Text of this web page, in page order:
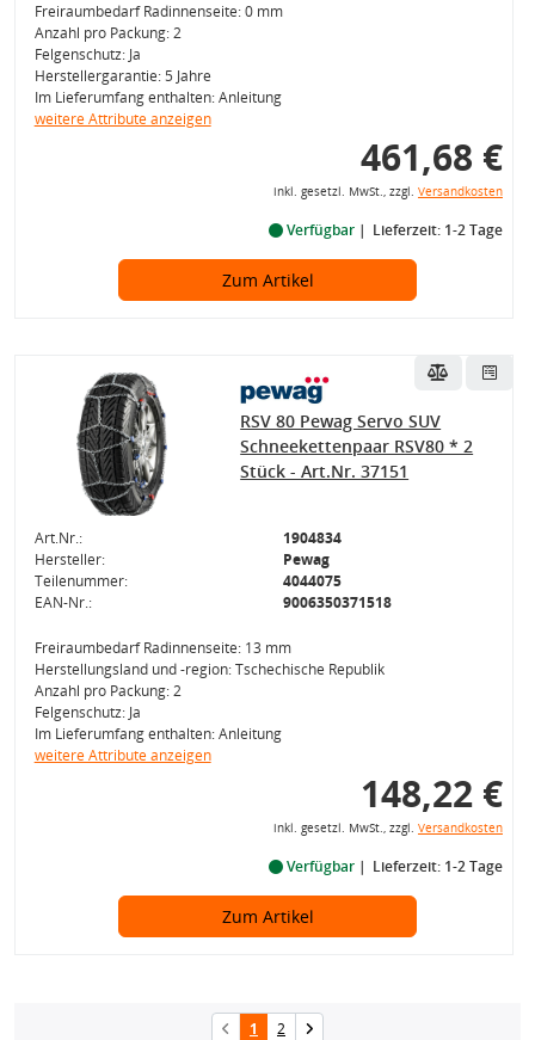
Freiraumbedarf Radinnenseite: 0 mm
Anzahl pro Packung: 2
Felgenschutz: Ja
Herstellergarantie: 5 Jahre
Im Lieferumfang enthalten: Anleitung
weitere Attribute anzeigen
461,68 €
inkl. gesetzl. MwSt., zzgl. Versandkosten
Verfügbar Lieferzeit: 1-2 Tage
Zum Artikel
RSV 80 Pewag Servo SUV
Schneekettenpaar RSV80 * 2
Stück - Art.Nr. 37151
Art.Nr.:
1904834
Hersteller:
Pewag
Teilenummer:
4044075
EAN-Nr.:
9006350371518
Freiraumbedarf Radinnenseite: 13 mm
Herstellungsland und -region: Tschechische Republik
Anzahl pro Packung: 2
Felgenschutz: Ja
Im Lieferumfang enthalten: Anleitung
weitere Attribute anzeigen
148,22 €
inkl. gesetzl. MwSt., zzgl. Versandkosten
Verfügbar Lieferzeit: 1-2 Tage
Zum Artikel
1 2